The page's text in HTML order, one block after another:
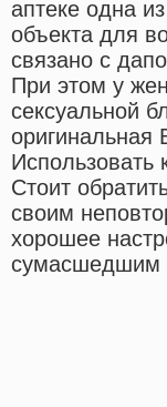
аптеке одна
объекта для
связано с
При этом у
сексуальной
оригинальная
Использовать
Стоит
своим
хорошее
сумасшедшим